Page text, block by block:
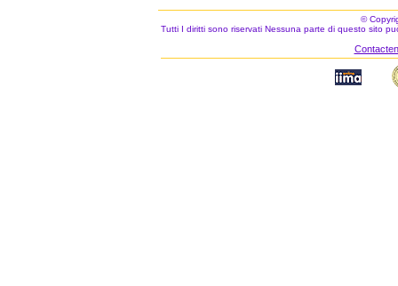
©
Tutti I diritti sono riservati Nessuna parte di questo sito